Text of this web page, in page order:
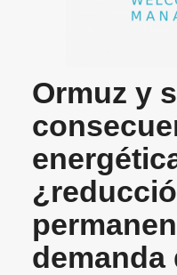
Ormuz y
demanda